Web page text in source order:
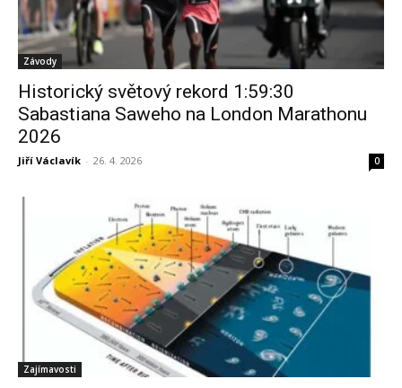
Závody
Historický světový rekord 1:59:30
Sabastiana Saweho na London Marathonu
2026
Jiří Václavík - 26. 4. 2026 0
Zajímavosti